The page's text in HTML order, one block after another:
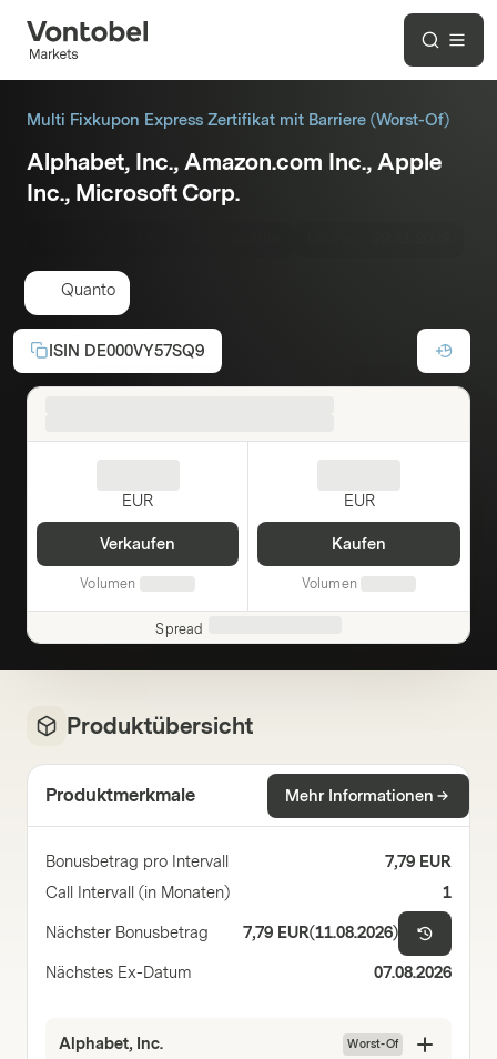
Multi Fixkupon Express Zertifikat mit Barriere (Worst-Of)
Alphabet, Inc., Amazon.com Inc., Apple
Inc., Microsoft Corp.
Quanto
ISIN DE000VY57SQ9
EUR
Verkaufen
Volumen
EUR
Kaufen
Volumen
Spread
Produktübersicht
Produktmerkmale Mehr Informationen
Bonusbetrag pro Intervall
7,79 EUR
Call Intervall (in Monaten)
1
Nächster Bonusbetrag 7,79 EUR(11.08.2026)
Nächstes Ex-Datum 07.08.2026
Alphabet, Inc. Worst-Of